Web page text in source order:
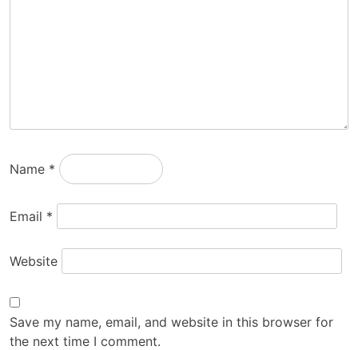
Name *
Email *
Website
Save my name, email, and website in this browser for
the next time I comment.